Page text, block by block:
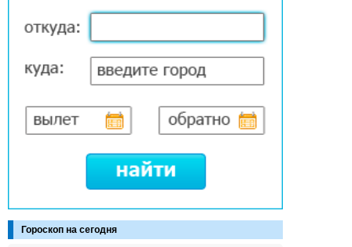
Гороскоп на сегодня